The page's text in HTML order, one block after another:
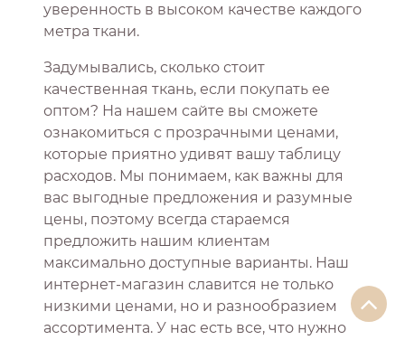
уверенность в высоком качестве каждого
метра ткани.
Задумывались, сколько стоит
качественная ткань, если покупать ее
оптом? На нашем сайте вы сможете
ознакомиться с прозрачными ценами,
которые приятно удивят вашу таблицу
расходов. Мы понимаем, как важны для
вас выгодные предложения и разумные
цены, поэтому всегда стараемся
предложить нашим клиентам
максимально доступные варианты. Наш
интернет-магазин славится не только
низкими ценами, но и разнообразием
ассортимента. У нас есть все, что нужно